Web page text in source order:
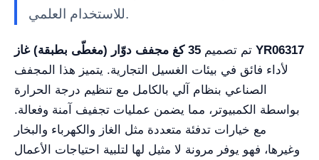
للاستخدام العلمي.
تم تصميم 35 كغ مجفف دوّار (مغطّى بطبقة) غاز YR06317
لأداء فائق في بيئات الغسيل التجارية. يتميز هذا المجفف
الصناعي بنظام آلي بالكامل مع تنظيم درجة الحرارة
بواسطة الكمبيوتر، مما يضمن عمليات تجفيف آمنة وفعالة.
مع خيارات تدفئة متعددة مثل الغاز والكهرباء والبخار
وغيرها، فهو يوفر مرونة لا مثيل لها لتلبية احتياجات الأعمال